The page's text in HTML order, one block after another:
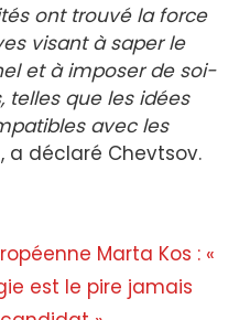
ont trouvé la force
visant à saper le
et à imposer de soi-
telles que les idées
avec les
, a déclaré Chevtsov.
Marta Kos : «
est le pire jamais